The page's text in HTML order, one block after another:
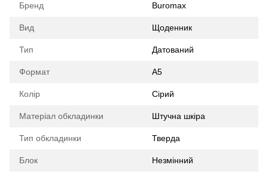
Бренд Buromax
Вид Щоденник
Тип Датований
Формат А5
Колір Сірий
Матеріал обкладинки Штучна шкіра
Тип обкладинки Тверда
Блок Незмінний